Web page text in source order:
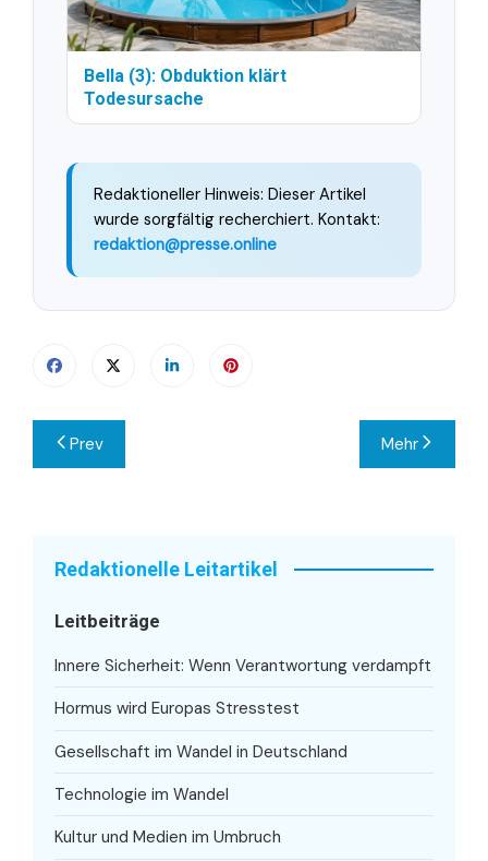
Bella (3): Obduktion klärt
Todesursache
Redaktioneller Hinweis: Dieser Artikel
wurde sorgfältig recherchiert. Kontakt:
redaktion@presse.online
Beitragsnavigation
Prev Mehr
Redaktionelle Leitartikel
Leitbeiträge
Innere Sicherheit: Wenn Verantwortung verdampft
Hormus wird Europas Stresstest
Gesellschaft im Wandel in Deutschland
Technologie im Wandel
Kultur und Medien im Umbruch